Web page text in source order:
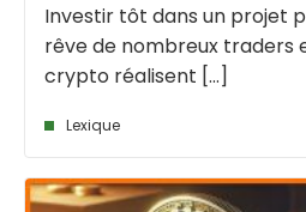
Investir tôt dans un projet
rêve de nombreux traders
crypto réalisent [...]
Lexique